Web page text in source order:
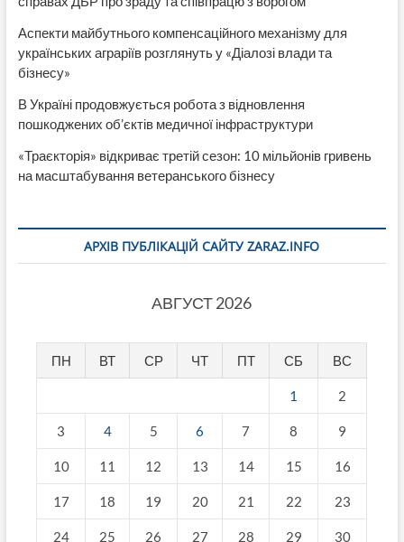
Аспекти майбутнього компенсаційного механізму для
українських аграріїв розглянуть у «Діалозі влади та
бізнесу»
В Україні продовжується робота з відновлення
пошкоджених об’єктів медичної інфраструктури
«Траєкторія» відкриває третій сезон: 10 мільйонів гривень
на масштабування ветеранського бізнесу
АРХІВ ПУБЛІКАЦІЙ САЙТУ ZARAZ.INFO
АВГУСТ 2026
ПН ВТ СР ЧТ ПТ СБ ВС
1 2
3 4 5 6 7 8 9
10 11 12 13 14 15 16
17 18 19 20 21 22 23
24 25 26 27 28 29 30